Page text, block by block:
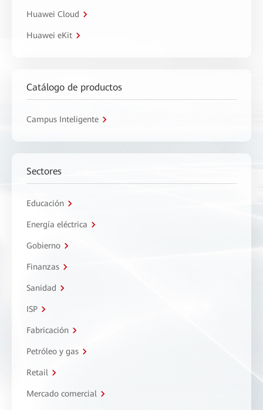
Huawei Cloud
Huawei eKit
Catálogo de productos
Campus Inteligente
Sectores
Educación
Energía eléctrica
Gobierno
Finanzas
Sanidad
ISP
Fabricación
Petróleo y gas
Retail
Mercado comercial